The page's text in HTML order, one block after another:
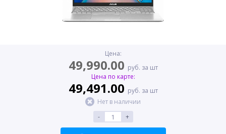
Цена:
49,990.00 руб. за шт
Цена по карте:
49,491.00 руб. за шт
Нет в наличии
-
+